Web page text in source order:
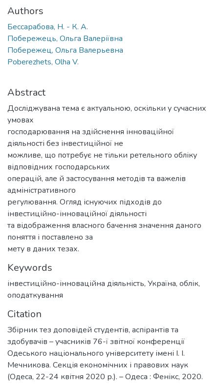
Authors
Бессарабова, Н. - К. А.
Побережець, Ольга Валеріївна
Побережец, Ольга Валерьевна
Poberezhets, Olha V.
Abstract
Досліджувана тема є актуальною, оскільки у сучасних
умовах
господарювання на здійснення інноваційної
діяльності без інвестиційної не
можливе, що потребує не тільки ретельного обліку
відповідних господарських
операцій, але й застосування методів та важелів
адміністративного
регулювання. Огляд існуючих підходів до
інвестиційно-інноваційної діяльності
та відображення власного бачення значення даного
поняття і поставлено за
мету в даних тезах.
Keywords
інвестиційно-інноваційна діяльність, Україна, облік,
оподаткування
Citation
Збірник тез доповідей студентів, аспірантів та
здобувачів – учасників 76-ї звітної конференції
Одеського національного університету імені І. І.
Мечникова. Секція економічних і правових наук
(Одеса, 22-24 квітня 2020 р.). – Одеса : Фенікс, 2020.